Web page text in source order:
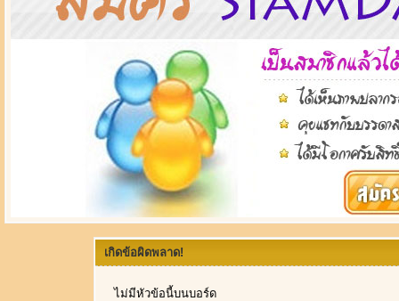
เกิดข้อผิดพลาด!
ไม่มีหัวข้อนี้บนบอร์ด